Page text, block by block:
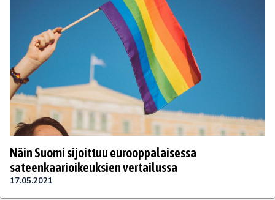
Näin Suomi sijoittuu eurooppalaisessa
sateenkaarioikeuksien vertailussa
17.05.2021